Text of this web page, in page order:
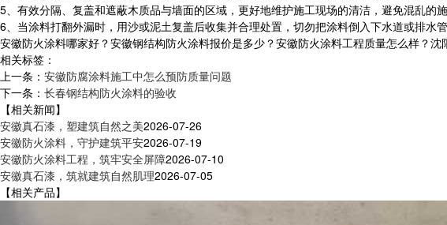
5、有效分隔、复盖和遮蔽木质品与墙面的区域，更好地维护施工现场的清洁，避免混乱
6、当涂料打翻外漏时，用沙或泥土复盖后收集并合理处置，切勿把涂料倒入下水道或排水
安徽防火涂料哪家好？安徽钢结构防火涂料报价是多少？安徽防火涂料工程质量怎么样？
相关标签：
上一条： 安徽防腐涂料施工中怎么预防质量问题
下一条： 长春钢结构防火涂料的验收
【相关新闻】
安徽真石漆，塑建筑自然之美2026-07-26
安徽防火涂料，守护建筑平安2026-07-19
安徽防火涂料工程，筑牢安全屏障2026-07-10
安徽真石漆，筑就建筑自然肌理2026-07-05
【相关产品】